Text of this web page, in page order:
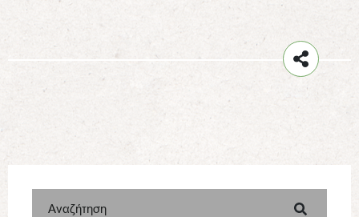
Αναζήτηση